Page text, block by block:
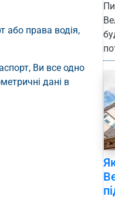
або права водія,
Ви все одно
дані в